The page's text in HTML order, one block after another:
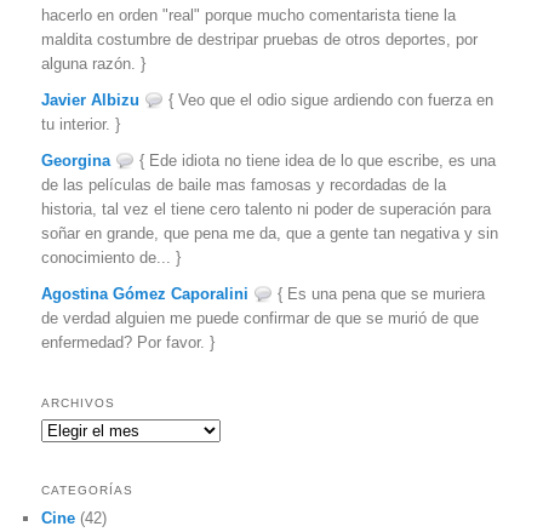
hacerlo en orden "real" porque mucho comentarista tiene la
maldita costumbre de destripar pruebas de otros deportes, por
alguna razón. }
Javier Albizu
{ Veo que el odio sigue ardiendo con fuerza en
tu interior. }
Georgina
{ Ede idiota no tiene idea de lo que escribe, es una
de las películas de baile mas famosas y recordadas de la
historia, tal vez el tiene cero talento ni poder de superación para
soñar en grande, que pena me da, que a gente tan negativa y sin
conocimiento de... }
Agostina Gómez Caporalini
{ Es una pena que se muriera
de verdad alguien me puede confirmar de que se murió de que
enfermedad? Por favor. }
ARCHIVOS
Archivos
CATEGORÍAS
Cine (42)